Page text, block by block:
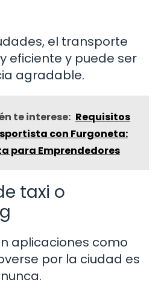
el transporte
eficiente y puede ser
agradable.
te interese: Requisitos
con Furgoneta:
para Emprendedores
taxi o
aplicaciones como
por la ciudad es